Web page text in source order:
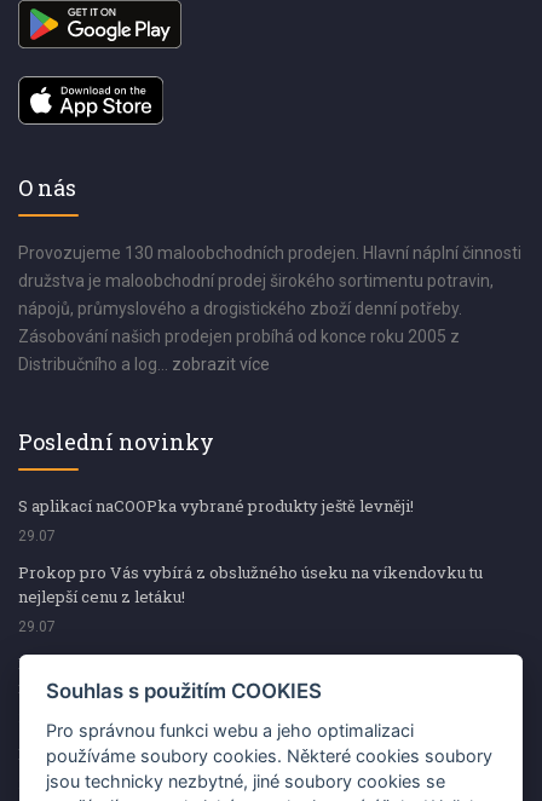
O nás
Provozujeme 130 maloobchodních prodejen. Hlavní náplní činnosti
družstva je maloobchodní prodej širokého sortimentu potravin,
nápojů, průmyslového a drogistického zboží denní potřeby.
Zásobování našich prodejen probíhá od konce roku 2005 z
Distribučního a log... zobrazit více
Poslední novinky
S aplikací naCOOPka vybrané produkty ještě levněji!
29.07
Prokop pro Vás vybírá z obslužného úseku na víkendovku tu
nejlepší cenu z letáku!
29.07
Prokop pro Vás vybírá z obslužného úseku na víkendovku tu
nejlepší cenu z letáku!
Kup špekáčky od Váhaly a vyhraj s naCOOPkou sekerku Fiskars
29.07
Souhlas s použitím COOKIES
Pro správnou funkci webu a jeho optimalizaci
používáme soubory cookies. Některé cookies soubory
jsou technicky nezbytné, jiné soubory cookies se